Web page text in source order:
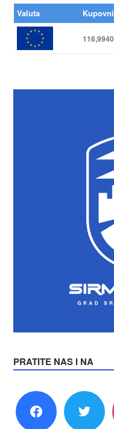
Valuta Kupovni
116,9940
PRATITE NAS I NA
facebook twitter